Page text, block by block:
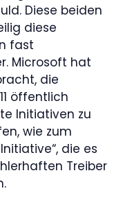
Diese beiden
diese
fast
Microsoft hat
die
öffentlich
Initiativen zu
wie zum
die es
Treiber